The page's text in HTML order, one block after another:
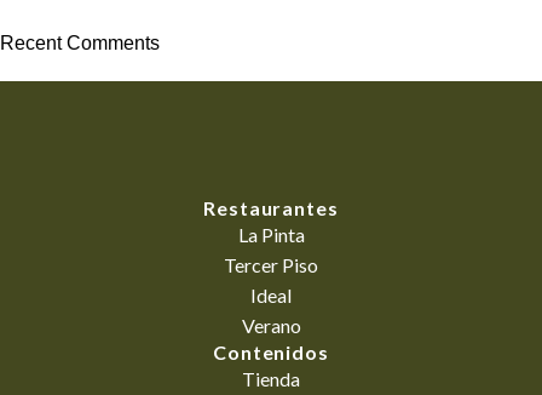
Recent Comments
Restaurantes
La Pinta
Tercer Piso
Ideal
Verano
Contenidos
Tienda